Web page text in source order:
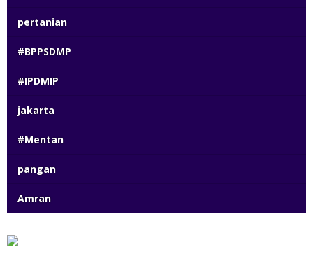
pertanian
#BPPSDMP
#IPDMIP
jakarta
#Mentan
pangan
Amran